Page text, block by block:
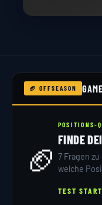
🏈 OFFSEASON
🏈
POSITIONS-
FINDE
7 Fragen
welche
TEST